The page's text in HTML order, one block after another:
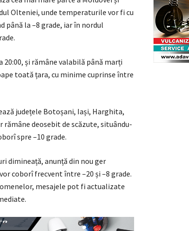
Olteniei, unde temperaturile vor fi cu
până la –8 grade, iar în nordul
și rămâne valabilă până marți
toată țara, cu minime cuprinse între
județele Botoșani, Iași, Harghita,
rămâne deosebit de scăzute, situându-
spre –10 grade.
dimineață, anunță din nou ger
coborî frecvent între –20 și –8 grade.
mesajele pot fi actualizate